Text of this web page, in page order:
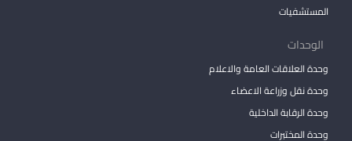
المستشفيات
الوحدات
وحدة العلاقات العامة والاعلام
وحدة نقل وزراعة الاعضاء
وحدة الرقابة الداخلية
وحدة المختبرات